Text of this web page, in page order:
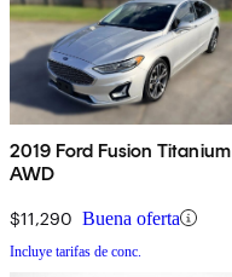
2019 Ford Fusion Titanium
AWD
$11,290 Buena oferta
Incluye tarifas de conc.